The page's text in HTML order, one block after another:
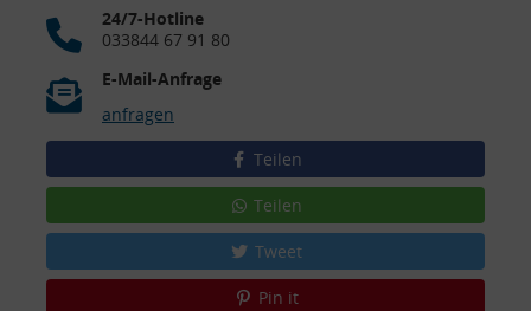
24/7-Hotline
033844 67 91 80
E-Mail-Anfrage
anfragen
Teilen
Teilen
Tweet
Pin it